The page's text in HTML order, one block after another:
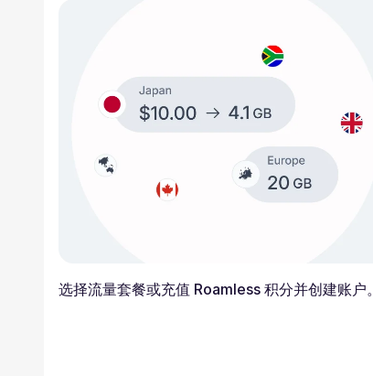
选择流量套餐或充值 Roamless 积分并创建账户。